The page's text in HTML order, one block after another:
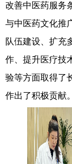
改善中医药服务
与中医药文化推
队伍建设、扩充
作、提升医疗技
验等方面取得了
作出了积极贡献。